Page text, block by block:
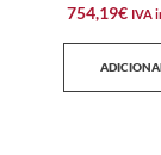
754,19€ IVA